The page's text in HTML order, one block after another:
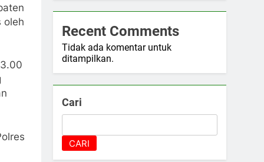
oleh
Recent Comments
Tidak ada komentar untuk
ditampilkan.
Cari
CARI